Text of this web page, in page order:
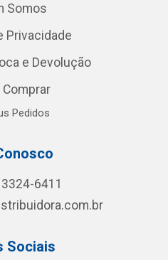
Somos
Privacidade
e Devolução
Comprar
Pedidos
6411
Sociais